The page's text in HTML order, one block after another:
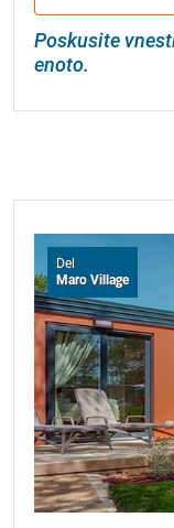
Poskusite
enoto.
Del
Maro Village